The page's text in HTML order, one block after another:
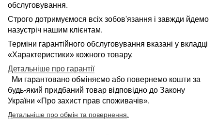
обслуговування.
Строго дотримуємося всіх зобов'язання і завжди йдемо
назустріч нашим клієнтам.
Терміни гарантійного обслуговування вказані у вкладці
«Характеристики» кожного товару.
Детальніше про гарантії
Ми гарантовано обміняємо або повернемо кошти за
будь-який придбаний товар відповідно до Закону
України «Про захист прав споживачів».
Детальніше про обмін та повернення